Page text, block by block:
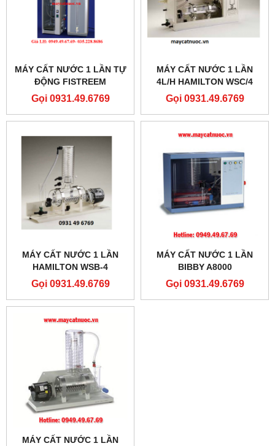
MÁY CẤT NƯỚC 1 LẦN TỰ
ĐỘNG FISTREEM
WCA004.MH1.4
Gọi 0931.49.6769
MÁY CẤT NƯỚC 1 LẦN
4L/H HAMILTON WSC/4
Gọi 0931.49.6769
MÁY CẤT NƯỚC 1 LẦN
HAMILTON WSB-4
Gọi 0931.49.6769
MÁY CẤT NƯỚC 1 LẦN
BIBBY A8000
Gọi 0931.49.6769
MÁY CẤT NƯỚC 1 LẦN